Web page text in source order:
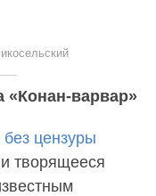
«Конан-варвар»
цензуры
творящееся